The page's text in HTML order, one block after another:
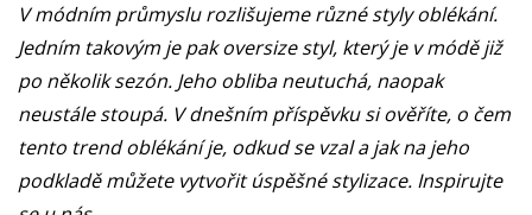
V módním průmyslu rozlišujeme různé styly oblékání.
Jedním takovým je pak oversize styl, který je v módě již
po několik sezón. Jeho obliba neutuchá, naopak
neustále stoupá. V dnešním příspěvku si ověříte, o čem
tento trend oblékání je, odkud se vzal a jak na jeho
podkladě můžete vytvořit úspěšné stylizace. Inspirujte